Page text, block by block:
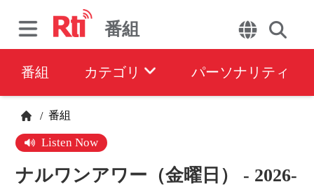
番組
番組 カテゴリ パーソナリティ
/ 番組
Listen Now
ナルワンアワー（金曜日） - 2026-